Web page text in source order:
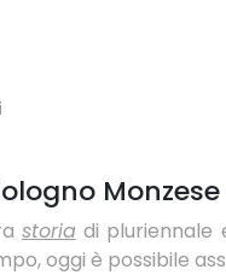
Monzese
storia di pluriennale
oggi è possibile